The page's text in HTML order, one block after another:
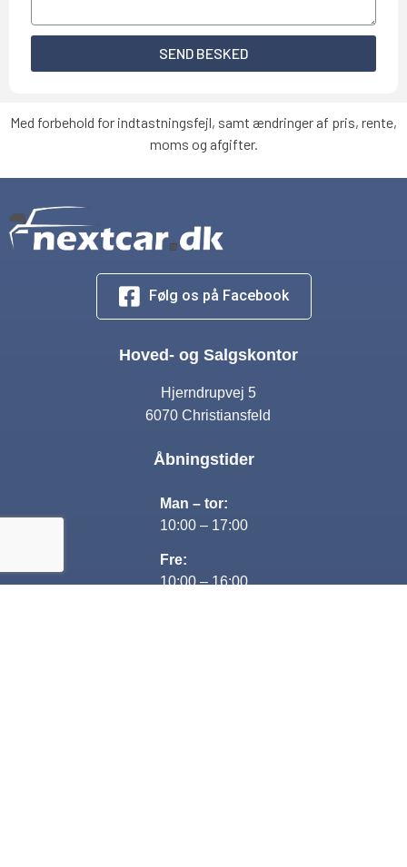
SEND BESKED
Med forbehold for indtastningsfejl, samt ændringer af pris, rente,
moms og afgifter.
Følg os på Facebook
Hoved- og Salgskontor
Hjerndrupvej 5
6070 Christiansfeld
Åbningstider
Man – tor:
10:00 – 17:00
Fre:
10:00 – 16:00